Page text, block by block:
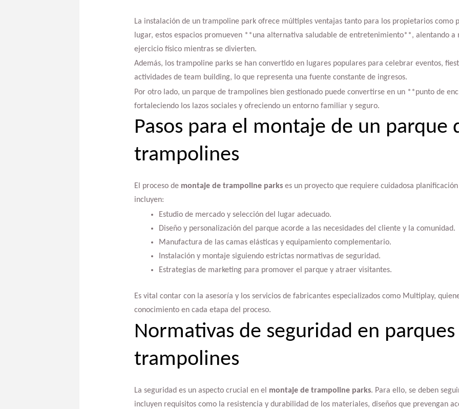
La instalación de un trampoline park ofrece múltiples ventajas tanto para los propietarios como
lugar, estos espacios promueven **una alternativa saludable de entretenimiento**, alentando a
ejercicio físico mientras se divierten.
Además, los trampoline parks se han convertido en lugares populares para celebrar eventos,
actividades de team building, lo que representa una fuente constante de ingresos.
Por otro lado, un parque de trampolines bien gestionado puede convertirse en un **punto de
fortaleciendo los lazos sociales y ofreciendo un entorno familiar y seguro.
Pasos para el montaje de un parque
trampolines
El proceso de montaje de trampoline parkses un proyecto que requiere cuidadosa planificación
incluyen:
Estudio de mercado y selección del lugar adecuado.
Diseño y personalización del parque acorde a las necesidades del cliente y la comunidad.
Manufactura de las camas elásticas y equipamiento complementario.
Instalación y montaje siguiendo estrictas normativas de seguridad.
Estrategias de marketing para promover el parque y atraer visitantes.
Es vital contar con la asesoría y los servicios de fabricantes especializados como Multiplay,
conocimiento en cada etapa del proceso.
Normativas de seguridad en
trampolines
La seguridad es un aspecto crucial en el montaje de trampoline parks. Para ello, se deben
incluyen requisitos como la resistencia y durabilidad de los materiales, diseños que prevengan